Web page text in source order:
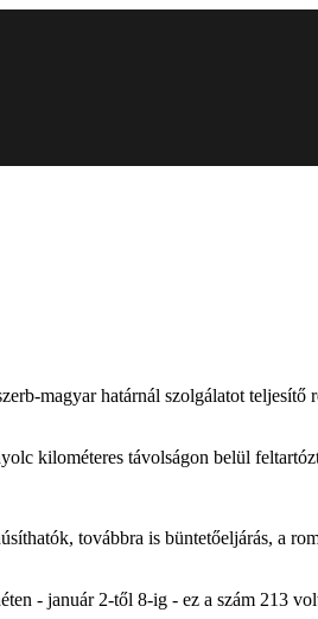
magyar határnál szolgálatot
kilométeres távolságon belül
továbbra is büntetőeljárás, a
- január 2-től 8-ig - ez a szám 213